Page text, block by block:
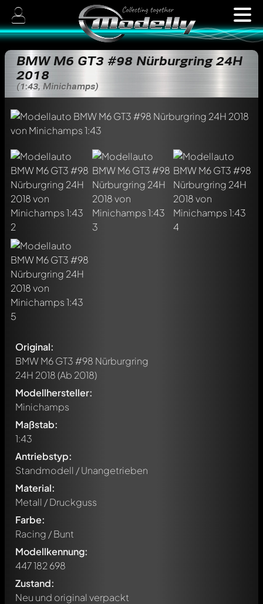
BMW M6 GT3 #98 Nürburgring 24H
2018
(1:43, Minichamps)
Original:
BMW M6 GT3 #98 Nürburgring
24H 2018(Ab 2018)
Modellhersteller:
Minichamps
Maßstab:
1:43
Antriebstyp:
Standmodell / Unangetrieben
Material:
Metall / Druckguss
Farbe:
Racing / Bunt
Modellkennung:
447 182 698
Zustand:
Neu und original verpackt